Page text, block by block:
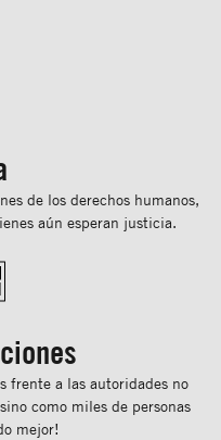
de los derechos humanos,
aún esperan justicia.
frente a las autoridades no
como miles de personas
mejor!